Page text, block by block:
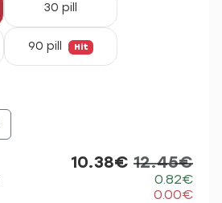
30 pill
90 pill Hit
10.38€ 12.45€
0.82€
0.00€